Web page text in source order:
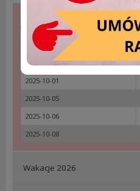
Akcje Wyjazdowe »
DATA
2025-09-26
2025-10-01
2025-10-05
2025-10-06
2025-10-08
Wakacje 2026